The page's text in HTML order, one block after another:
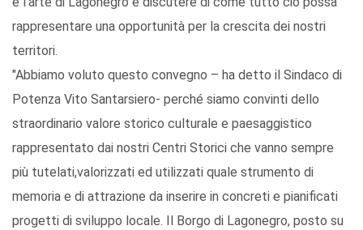
rappresentare una opportunità per la crescita dei nostri
territori.
"Abbiamo voluto questo convegno – ha detto il Sindaco di
Potenza Vito Santarsiero- perché siamo convinti dello
straordinario valore storico culturale e paesaggistico
rappresentato dai nostri Centri Storici che vanno sempre
più tutelati,valorizzati ed utilizzati quale strumento di
memoria e di attrazione da inserire in concreti e pianificati
progetti di sviluppo locale. Il Borgo di Lagonegro, posto su